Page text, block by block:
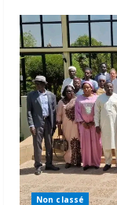
Non classé
2